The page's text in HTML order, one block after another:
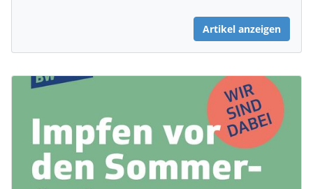
Artikel anzeigen